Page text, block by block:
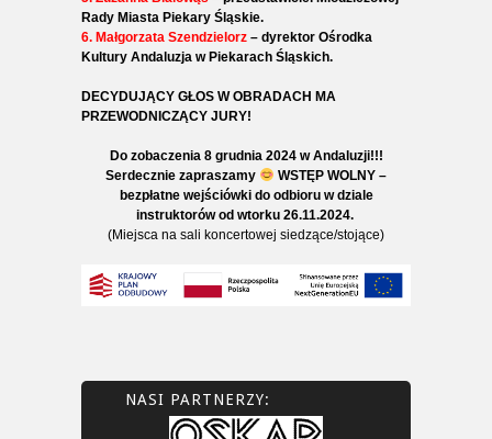
Rady Miasta Piekary Śląskie.
6. Małgorzata Szendzielorz – dyrektor Ośrodka
Kultury Andaluzja w Piekarach Śląskich.
DECYDUJĄCY GŁOS W OBRADACH MA
PRZEWODNICZĄCY JURY!
Do zobaczenia 8 grudnia 2024 w Andaluzji!!!
Serdecznie zapraszamy
WSTĘP WOLNY –
bezpłatne wejściówki do odbioru w dziale
instruktorów od wtorku 26.11.2024.
(Miejsca na sali koncertowej siedzące/stojące)
NASI PARTNERZY: